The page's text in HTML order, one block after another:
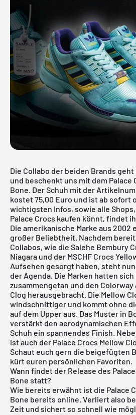
Die Collabo der beiden Brands
und beschenkt uns mit dem Palace
Bone. Der Schuh mit der
kostet 75,00 Euro und ist ab sofort
wichtigsten Infos, sowie alle
Palace Crocs kaufen könnt, findet
Die amerikanische Marke aus
großer Beliebtheit. Nachdem
Collabos, wie die Salehe Bembury
Niagara und der MSCHF Crocs
Aufsehen gesorgt haben, steht
der Agenda. Die Marken hatten
zusammengetan und den Colorway
Clog herausgebracht. Die Mellow
windschnittiger und kommt ohne
auf dem Upper aus. Das Muster in
verstärkt den aerodynamischen
Schuh ein spannendes Finish.
ist auch der Palace Crocs Mellow
Schaut euch gern die beigefügten
kürt euren persönlichen Favoriten.
Wann findet der Release des
Bone statt?
Wie bereits erwähnt ist die Palace
Bone bereits online. Verliert also
Zeit und sichert so schnell wie